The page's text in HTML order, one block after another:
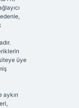
üye